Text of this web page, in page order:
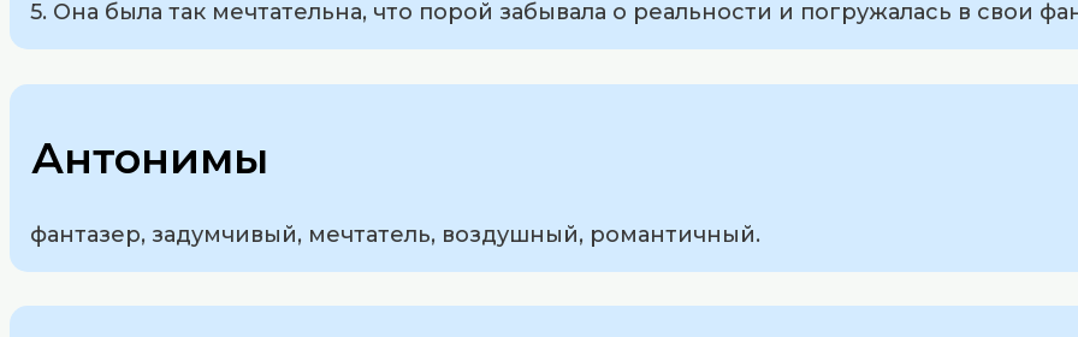
5. Она была так мечтательна, что порой забывала о реальности и погружалась в свои
Антонимы
фантазер, задумчивый, мечтатель, воздушный, романтичный.